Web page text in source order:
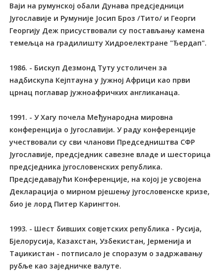
Ваји на румунској обали Дунава предсједници
Југославије и Румуније Јосип Броз /Тито/ и Георги
Георгију Деж присуствовали су постављању камена
темељца на градилишту Хидроелектране "Ђердап".
1986. - Бискуп Дезмонд Туту устоличен за
надбискупа Кејптауна у Јужној Африци као први
црнац поглавар јужноафричких англиканаца.
1991. - У Хагу почела Међународна мировна
конференција о Југославији. У раду конференције
учествовали су сви чланови Председништва СФР
Југославије, предсједник савезне владе и шесторица
предсједника југословенских република.
Предсједавајући Конференције, на којој је усвојена
Декларација о мирном рјешењу југословенске кризе,
био је лорд Питер Карингтон.
1993. - Шест бивших совјетских република - Русија,
Бјелорусија, Казахстан, Узбекистан, Јерменија и
Таџикистан - потписало је споразум о задржавању
рубље као заједничке валуте.